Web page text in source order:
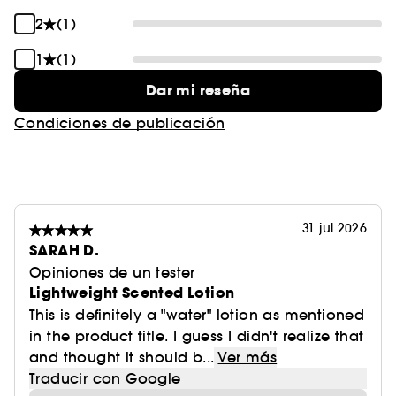
2
(1)
1
(1)
Dar mi reseña
Condiciones de publicación
31 jul 2026
SARAH D.
Opiniones de un tester
Lightweight Scented Lotion
This is definitely a "water" lotion as mentioned
in the product title. I guess I didn't realize that
and thought it should b... Ver más
Traducir con Google